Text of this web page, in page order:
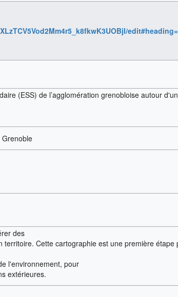
(ESS) de l’agglomération grenobloise autour
des
Cette cartographie est une première étape
l'environnement, pour
extérieures.